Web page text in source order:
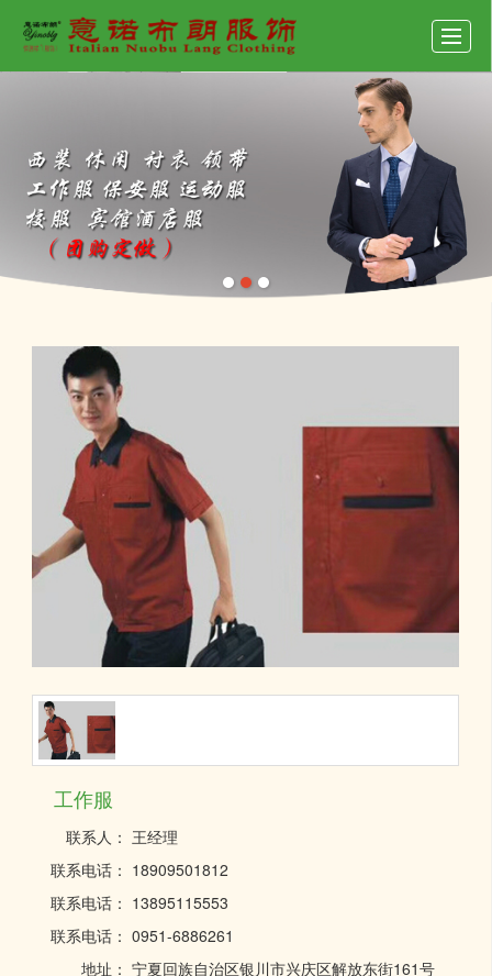
留言反馈
工作服
联系人： 王经理
联系电话： 18909501812
联系电话： 13895115553
联系电话： 0951-6886261
地址： 宁夏回族自治区银川市兴庆区解放东街161号